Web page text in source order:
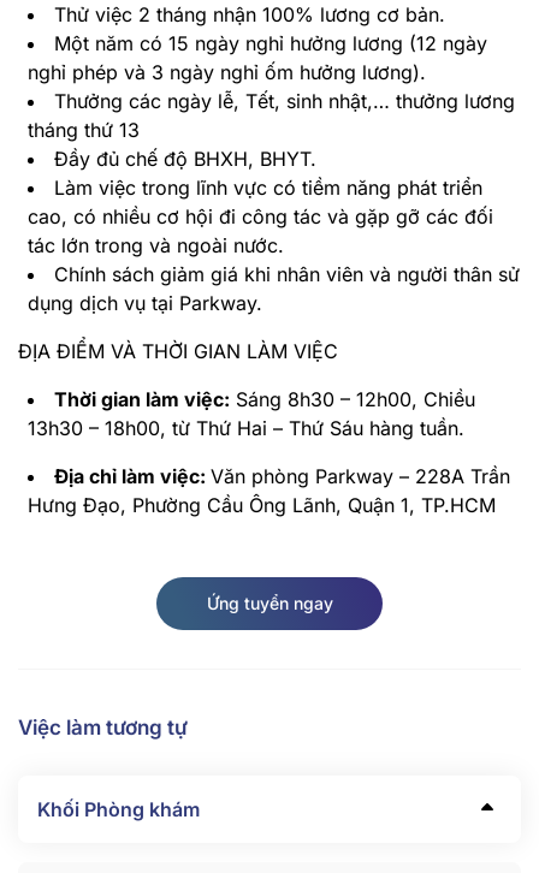
Thử việc 2 tháng nhận 100% lương cơ bản.
Một năm có 15 ngày nghỉ hưởng lương (12 ngày
nghỉ phép và 3 ngày nghỉ ốm hưởng lương).
Thưởng các ngày lễ, Tết, sinh nhật,… thưởng lương
tháng thứ 13
Đầy đủ chế độ BHXH, BHYT.
Làm việc trong lĩnh vực có tiềm năng phát triển
cao, có nhiều cơ hội đi công tác và gặp gỡ các đối
tác lớn trong và ngoài nước.
Chính sách giảm giá khi nhân viên và người thân sử
dụng dịch vụ tại Parkway.
ĐỊA ĐIỂM VÀ THỜI GIAN LÀM VIỆC
Thời gian làm việc: Sáng 8h30 – 12h00, Chiều
13h30 – 18h00, từ Thứ Hai – Thứ Sáu hàng tuần.
Địa chỉ làm việc: Văn phòng Parkway – 228A Trần
Hưng Đạo, Phường Cầu Ông Lãnh, Quận 1, TP.HCM
Ứng tuyển ngay
Việc làm tương tự
Khối Phòng khám